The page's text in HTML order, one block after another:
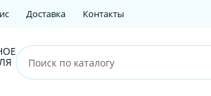
Доставка Контакты